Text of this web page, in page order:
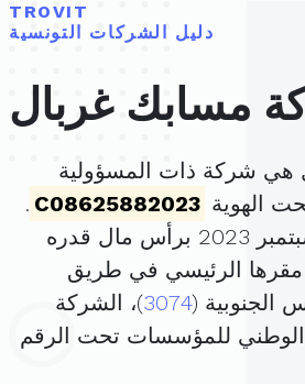
TROVIT
دليل الشركات التونسية
مسابك غربال
هي شركة ذات المسؤولية
الهوية C08625882023
.
مقرها الرئيسي في طريق
3074)، الشركة
للمؤسسات تحت الرقم